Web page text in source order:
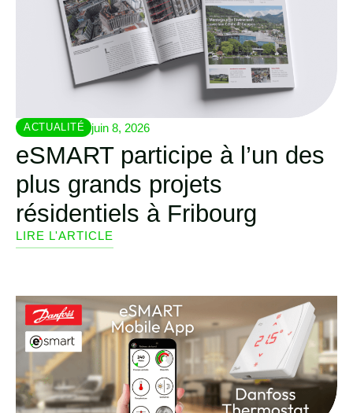
ACTUALITÉ juin 8, 2026
eSMART participe à l’un des
plus grands projets
résidentiels à Fribourg
LIRE L'ARTICLE